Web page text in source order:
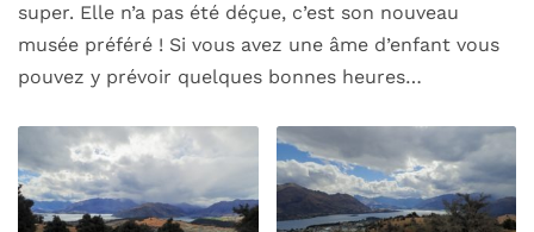
super. Elle n’a pas été déçue, c’est son nouveau
musée préféré ! Si vous avez une âme d’enfant vous
pouvez y prévoir quelques bonnes heures…